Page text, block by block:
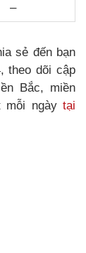
–
sẻ đến bạn
theo dõi cập
Bắc, miền
mỗi ngày tại